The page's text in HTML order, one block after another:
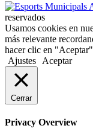
reservados
Usamos cookies en
más relevante
hacer clic en
Ajustes
Aceptar
Cerrar
Privacy Overview